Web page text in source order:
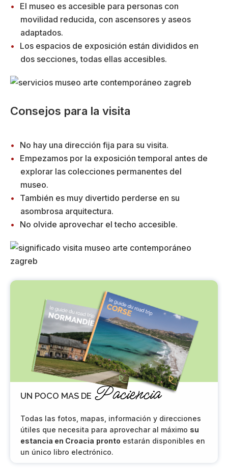
El museo es accesible para personas con
movilidad reducida, con ascensores y aseos
adaptados.
Los espacios de exposición están divididos en
dos secciones, todas ellas accesibles.
Consejos para la visita
No hay una dirección fija para su visita.
Empezamos por la exposición temporal antes de
explorar las colecciones permanentes del
museo.
También es muy divertido perderse en su
asombrosa arquitectura.
No olvide aprovechar el techo accesible.
UN POCO MAS DE Paciencia
Todas las fotos, mapas, información y direcciones
útiles que necesita para aprovechar al máximo su
estancia en Croacia pronto estarán disponibles en
un único libro electrónico.